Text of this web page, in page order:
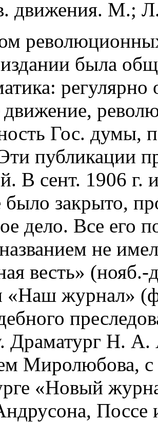
движения. М.;
была
движение,
Гос. думы,
публикации
В сент. 1906
было закрыто,
дело. Все его
не
весть»
«Наш журнал»
Драматург Н.
Миролюбова,
«Новый
Поссе